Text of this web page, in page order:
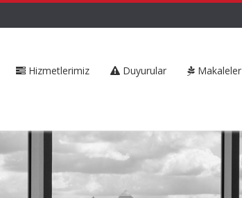
Hizmetlerimiz Duyurular Makaleler